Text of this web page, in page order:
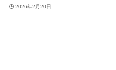
2026年2月20日